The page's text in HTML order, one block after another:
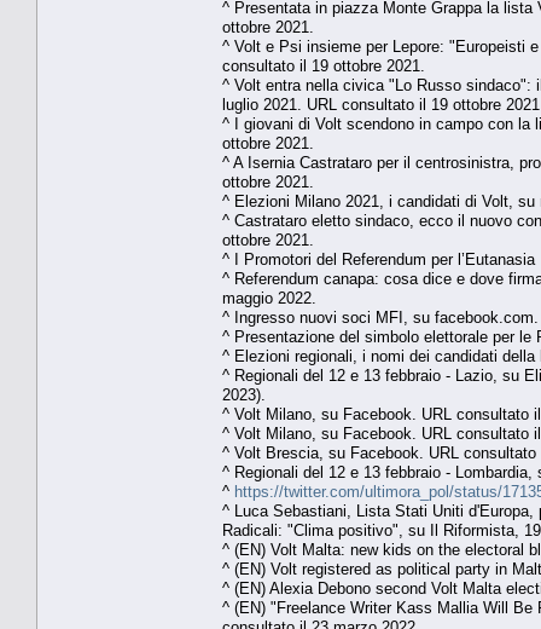
^ Presentata in piazza Monte Grappa la
ottobre 2021.
^ Volt e Psi insieme per Lepore: "Europeisti
consultato il 19 ottobre 2021.
^ Volt entra nella civica "Lo Russo sindaco":
luglio 2021. URL consultato il 19 ottobre
^ I giovani di Volt scendono in campo con
ottobre 2021.
^ A Isernia Castrataro per il centrosinistra,
ottobre 2021.
^ Elezioni Milano 2021, i candidati di Volt,
^ Castrataro eletto sindaco, ecco il nuovo
ottobre 2021.
^ I Promotori del Referendum per
^ Referendum canapa: cosa dice e dove
maggio 2022.
^ Ingresso nuovi soci MFI, su facebook.com.
^ Presentazione del simbolo elettorale per le
^ Elezioni regionali, i nomi dei candidati
^ Regionali del 12 e 13 febbraio - Lazio, su
2023).
^ Volt Milano, su Facebook. URL consultato
^ Volt Milano, su Facebook. URL consultato
^ Volt Brescia, su Facebook. URL consultato
^ Regionali del 12 e 13 febbraio -
^ https://twitter.com/ultimora_pol/status/
^ Luca Sebastiani, Lista Stati Uniti
Radicali: "Clima positivo", su Il Riformista,
^ (EN) Volt Malta: new kids on the electoral
^ (EN) Volt registered as political party in
^ (EN) Alexia Debono second Volt Malta
^ (EN) "Freelance Writer Kass Mallia Will